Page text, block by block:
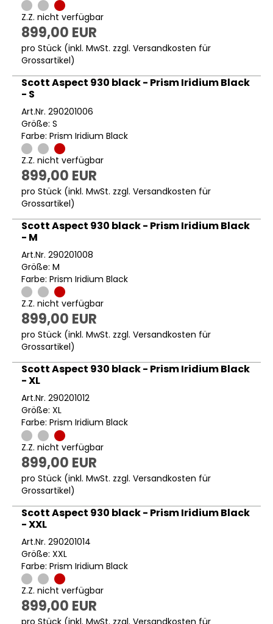
Z.Z. nicht verfügbar
899,00 EUR
pro Stück (inkl. MwSt. zzgl. Versandkosten für
Grossartikel)
Scott Aspect 930 black - Prism Iridium Black
- S
Art.Nr. 290201006
Größe: S
Farbe: Prism Iridium Black
Z.Z. nicht verfügbar
899,00 EUR
pro Stück (inkl. MwSt. zzgl. Versandkosten für
Grossartikel)
Scott Aspect 930 black - Prism Iridium Black
- M
Art.Nr. 290201008
Größe: M
Farbe: Prism Iridium Black
Z.Z. nicht verfügbar
899,00 EUR
pro Stück (inkl. MwSt. zzgl. Versandkosten für
Grossartikel)
Scott Aspect 930 black - Prism Iridium Black
- XL
Art.Nr. 290201012
Größe: XL
Farbe: Prism Iridium Black
Z.Z. nicht verfügbar
899,00 EUR
pro Stück (inkl. MwSt. zzgl. Versandkosten für
Grossartikel)
Scott Aspect 930 black - Prism Iridium Black
- XXL
Art.Nr. 290201014
Größe: XXL
Farbe: Prism Iridium Black
Z.Z. nicht verfügbar
899,00 EUR
pro Stück (inkl. MwSt. zzgl. Versandkosten für